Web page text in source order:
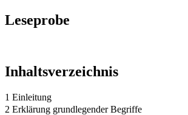
Leseprobe
Inhaltsverzeichnis
1 Einleitung
2 Erklärung grundlegender Begriffe